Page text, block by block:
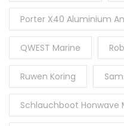
Porter X40 Aluminium
QWEST Marine
Ruwen Koring
Schlauchboot Honwave